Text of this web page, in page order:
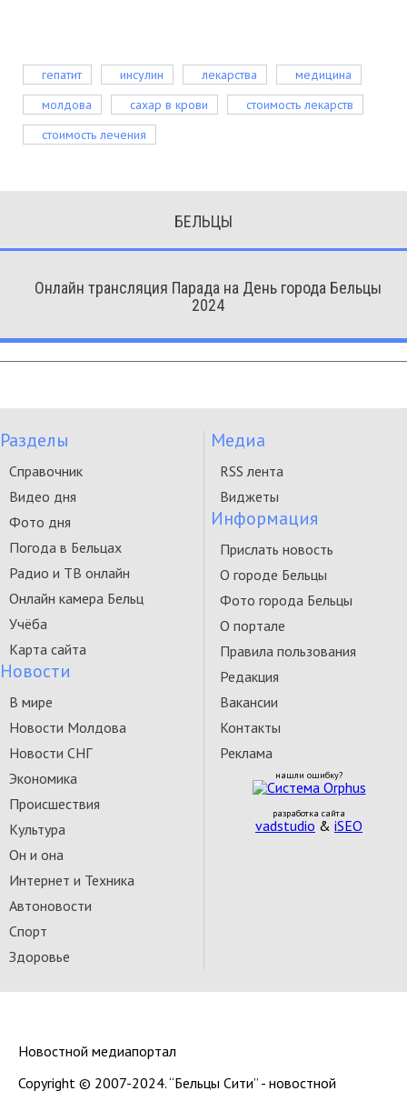
гепатит инсулин лекарства
медицина
молдова
сахар в крови
стоимость лекарств
стоимость лечения
БЕЛЬЦЫ
Онлайн трансляция Парада на День города Бельцы
2024
Разделы
Справочник
Видео дня
Фото дня
Погода в Бельцах
Радио и ТВ онлайн
Онлайн камера Бельц
Учёба
Карта сайта
Новости
В мире
Новости Молдова
Новости СНГ
Экономика
Происшествия
Культура
Он и она
Интернет и Техника
Автоновости
Спорт
Здоровье
Медиа
RSS лента
Виджеты
Информация
Прислать новость
О городе Бельцы
Фото города Бельцы
О портале
Правила пользования
Редакция
Вакансии
Контакты
Реклама
нашли ошибку?
разработка сайта
vadstudio & iSEO
Новостной медиапортал
Copyright © 2007-2024. “Бельцы Сити” - новостной